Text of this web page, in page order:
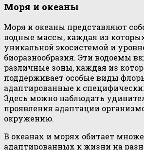
Моря и океаны
Моря и океаны представляют
водные массы, каждая из
уникальной экосистемой и
биоразнообразия. Эти водоемы
различные зоны, каждая из
поддерживает особые виды
адаптированные к
Здесь можно наблюдать
проявления адаптации
окружению.
В океанах и морях обитает
адаптированных к жизни на